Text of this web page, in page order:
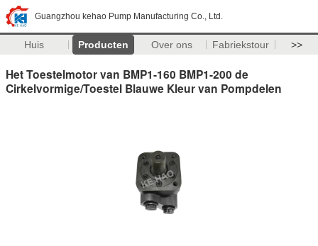
Guangzhou kehao Pump Manufacturing Co., Ltd.
Huis Producten Over ons Fabriekstour >>
Het Toestelmotor van BMP1-160 BMP1-200 de
Cirkelvormige/Toestel Blauwe Kleur van Pompdelen